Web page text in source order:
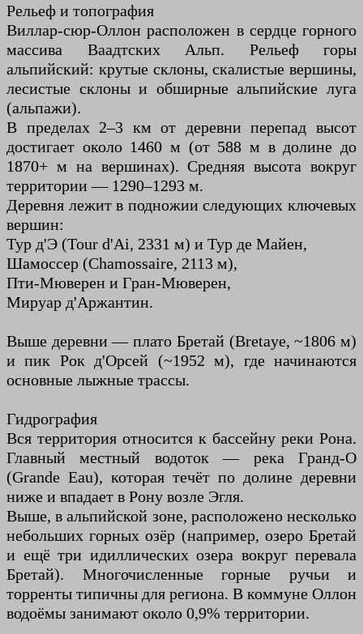
Рельеф и топография
Виллар-сюр-Оллон расположен в сердце горного
массива Ваадтских Альп. Рельеф горы
альпийский: крутые склоны, скалистые вершины,
лесистые склоны и обширные альпийские луга
(альпажи).
В пределах 2–3 км от деревни перепад высот
достигает около 1460 м (от 588 м в долине до
1870+ м на вершинах). Средняя высота вокруг
территории — 1290–1293 м.
Деревня лежит в подножии следующих ключевых
вершин:
Тур д'Э (Tour d'Ai, 2331 м) и Тур де Майен,
Шамоссер (Chamossaire, 2113 м),
Пти-Мюверен и Гран-Мюверен,
Мируар д'Аржантин.
Выше деревни — плато Бретай (Bretaye, ~1806 м)
и пик Рок д'Орсей (~1952 м), где начинаются
основные лыжные трассы.
Гидрография
Вся территория относится к бассейну реки Рона.
Главный местный водоток — река Гранд-О
(Grande Eau), которая течёт по долине деревни
ниже и впадает в Рону возле Эгля.
Выше, в альпийской зоне, расположено несколько
небольших горных озёр (например, озеро Бретай
и ещё три идиллических озера вокруг перевала
Бретай). Многочисленные горные ручьи и
торренты типичны для региона. В коммуне Оллон
водоёмы занимают около 0,9% территории.